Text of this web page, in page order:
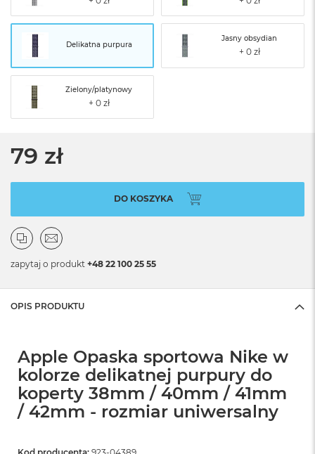
Delikatna purpura
Jasny obsydian
Zielony/platynowy
79 zł
DO KOSZYKA
zapytaj o produkt +48 22 100 25 55
OPIS PRODUKTU
Apple Opaska sportowa Nike w
kolorze delikatnej purpury do
koperty 38mm / 40mm / 41mm
/ 42mm - rozmiar uniwersalny